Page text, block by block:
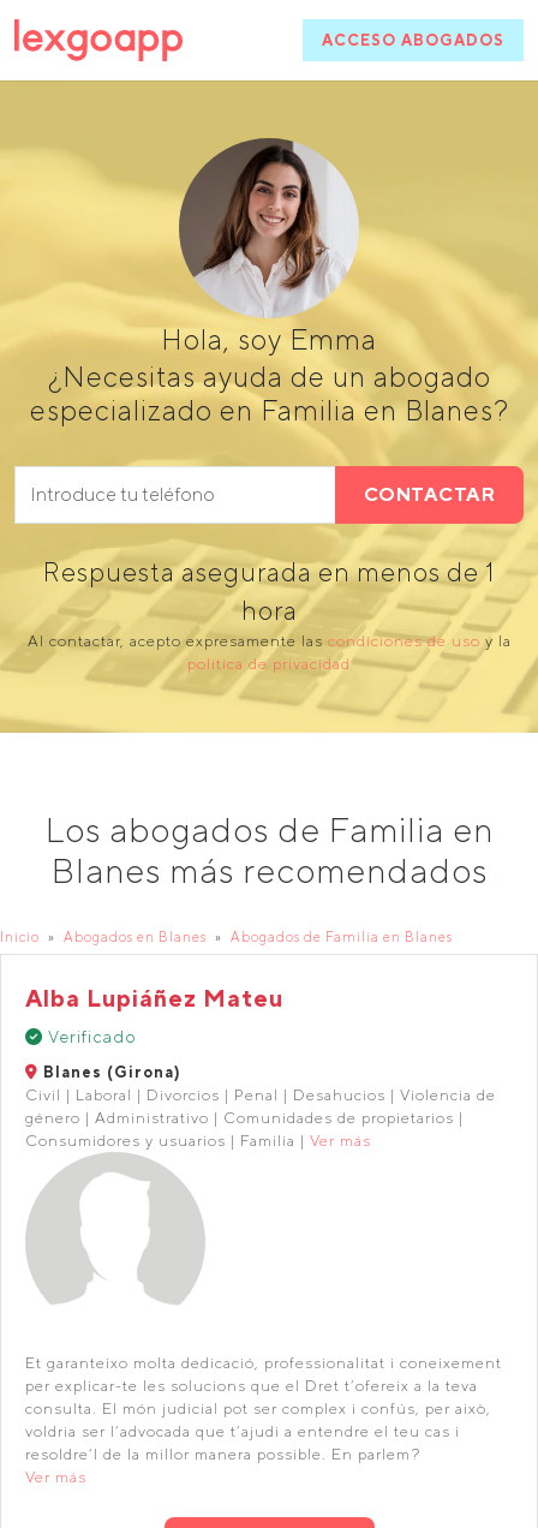
ACCESO ABOGADOS
Hola, soy Emma
¿Necesitas ayuda de un abogado
especializado en Familia en Blanes?
CONTACTAR
Respuesta asegurada en menos de 1
hora
Al contactar, acepto expresamente las condiciones de uso y la
política de privacidad
Los abogados de Familia en
Blanes más recomendados
Inicio Abogados en Blanes Abogados de Familia en Blanes
Alba Lupiáñez Mateu
Verificado
Blanes (Girona)
Civil | Laboral | Divorcios | Penal | Desahucios | Violencia de
género | Administrativo | Comunidades de propietarios |
Consumidores y usuarios | Familia | Ver más
Et garanteixo molta dedicació, professionalitat i coneixement
per explicar-te les solucions que el Dret t’ofereix a la teva
consulta. El món judicial pot ser complex i confús, per això,
voldria ser l’advocada que t’ajudi a entendre el teu cas i
resoldre’l de la millor manera possible. En parlem?
Ver más